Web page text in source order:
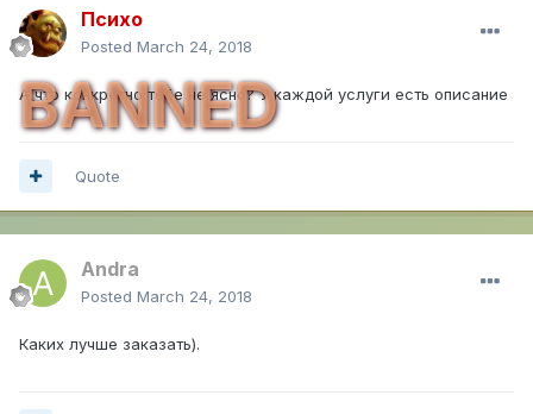
Психо
Posted March 24, 2018
BANNED
А что конкретно тебе не ясно? У каждой услуги есть описание
Quote
Andra
Posted March 24, 2018
Каких лучше заказать).